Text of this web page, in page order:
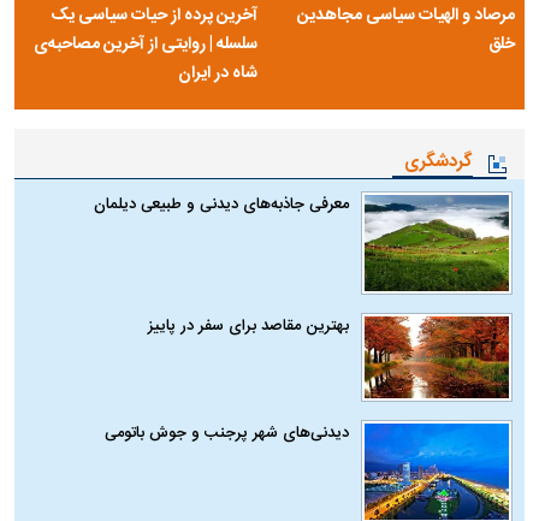
مرصاد و الهیات سیاسی مجاهدین
خلق
آخرین پرده از حیات سیاسی یک
سلسله | روایتی از آخرین مصاحبه‌ی
شاه در ایران
گردشگری
معرفی جاذبه‌های دیدنی و طبیعی دیلمان
بهترین مقاصد برای سفر در پاییز
دیدنی‌های شهر پرجنب و جوش باتومی